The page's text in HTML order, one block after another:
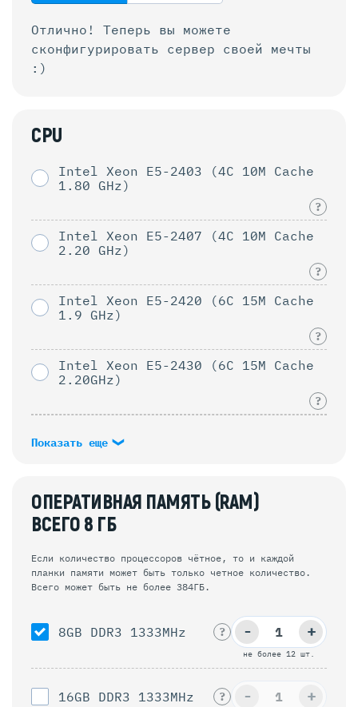
Отлично! Теперь вы можете
сконфигурировать сервер своей мечты
:)
CPU
Intel Xeon E5-2403 (4C 10M Cache
1.80 GHz)
?
Intel Xeon E5-2407 (4C 10M Cache
2.20 GHz)
?
Intel Xeon E5-2420 (6C 15M Cache
1.9 GHz)
?
Intel Xeon E5-2430 (6C 15M Cache
2.20GHz)
?
Показать еще
ОПЕРАТИВНАЯ ПАМЯТЬ (RAM)
ВСЕГО8 ГБ
Если количество процессоров чётное, то и каждой
планки памяти может быть только четное количество.
Всего может быть не более 384ГБ.
8GB DDR3 1333MHz ?
не более 12 шт.
+
-
16GB DDR3 1333MHz ? +
-